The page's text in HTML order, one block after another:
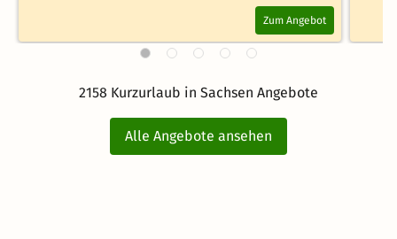
Zum Angebot
2158 Kurzurlaub in Sachsen Angebote
Alle Angebote ansehen